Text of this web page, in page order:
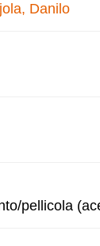
Danilo
pellicola